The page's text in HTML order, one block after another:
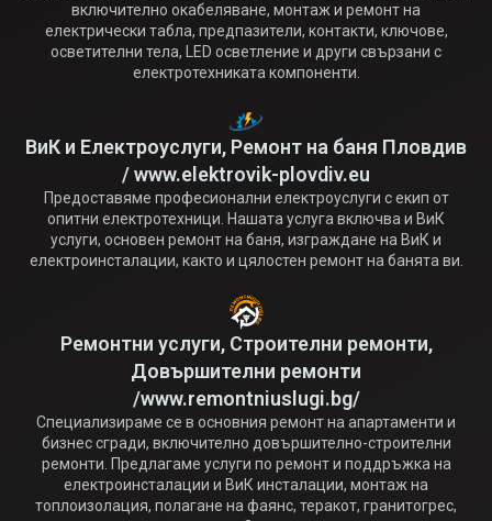
включително окабеляване, монтаж и ремонт на
електрически табла, предпазители, контакти, ключове,
осветителни тела, LED осветление и други свързани с
електротехниката компоненти.
ВиК и Електроуслуги, Ремонт на баня Пловдив
/ www.elektrovik-plovdiv.eu
Предоставяме професионални електроуслуги с екип от
опитни електротехници. Нашата услуга включва и ВиК
услуги, основен ремонт на баня, изграждане на ВиК и
електроинсталации, както и цялостен ремонт на банята ви.
Ремонтни услуги, Строителни ремонти,
Довършителни ремонти
/www.remontniuslugi.bg/
Специализираме се в основния ремонт на апартаменти и
бизнес сгради, включително довършително-строителни
ремонти. Предлагаме услуги по ремонт и поддръжка на
електроинсталации и ВиК инсталации, монтаж на
топлоизолация, полагане на фаянс, теракот, гранитогрес,